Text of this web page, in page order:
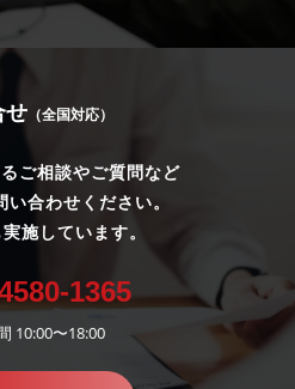
せ （全国対応）
ご相談やご質問など
合わせください。
施しています。
1365
10:00〜18:00